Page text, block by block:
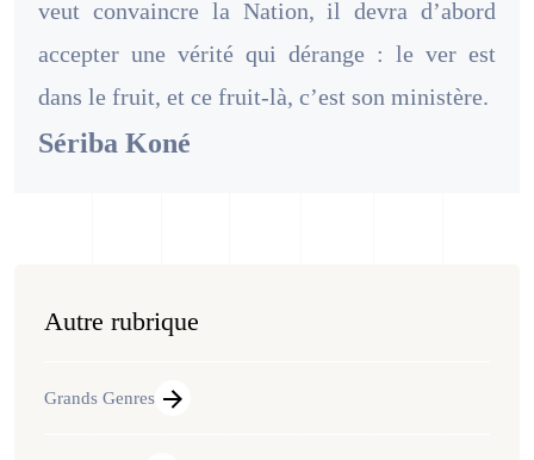
veut convaincre la Nation, il devra d’abord
accepter une vérité qui dérange : le ver est
dans le fruit, et ce fruit-là, c’est son ministère.
Sériba Koné
Autre rubrique
Grands Genres